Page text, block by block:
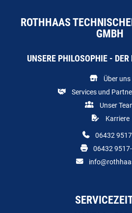
ROTHHAAS
GMBH
UNSERE PHILOSOPHIE -
Über uns
Services und
Unser
Karriere
06432
06432